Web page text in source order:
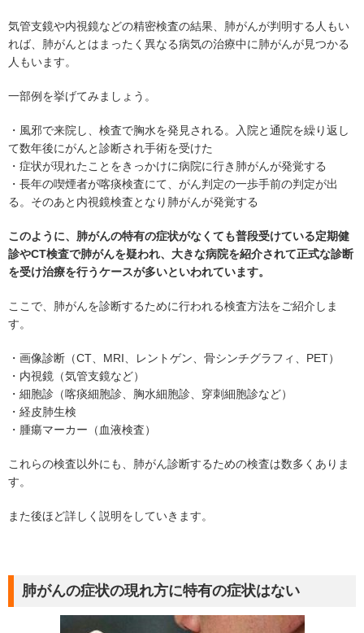
気管支鏡や内視鏡などの精密検査の結果、肺がんが判明する人もい
れば、肺がんとはまったく異なる病気の治療中に肺がんが見つかる
人もいます。
一部例を挙げてみましょう。
・風邪で来院し、検査で胸水を発見される。入院と通院を繰り返し
て数年後にがんと診断され手術を受けた
・症状が現れたことをきっかけに病院に行き肺がんが発覚する
・長年の喫煙者が喀痰検査にて、がん判定の一歩手前の判定が出
る。そのあと内視鏡検査となり肺がんが発覚する
このように、肺がんの特有の症状がなくても普段受けている定期健
診やCT検査で肺がんを疑われ、大きな病院を紹介されて正式な診断
を受け治療を行うケースが多いといわれています。
ここで、肺がんを診断するために行われる検査方法をご紹介しま
す。
・画像診断（CT、MRI、レントゲン、骨シンチグラフィ、PET）
・内視鏡（気管支鏡など）
・細胞診（喀痰細胞診、胸水細胞診、穿刺細胞診など）
・経皮肺生検
・腫瘍マーカー（血液検査）
これらの検査以外にも、肺がん診断するための検査は数多くありま
す。
また後ほど詳しく説明をしていきます。
肺がんの症状の現れ方に特有の症状はない